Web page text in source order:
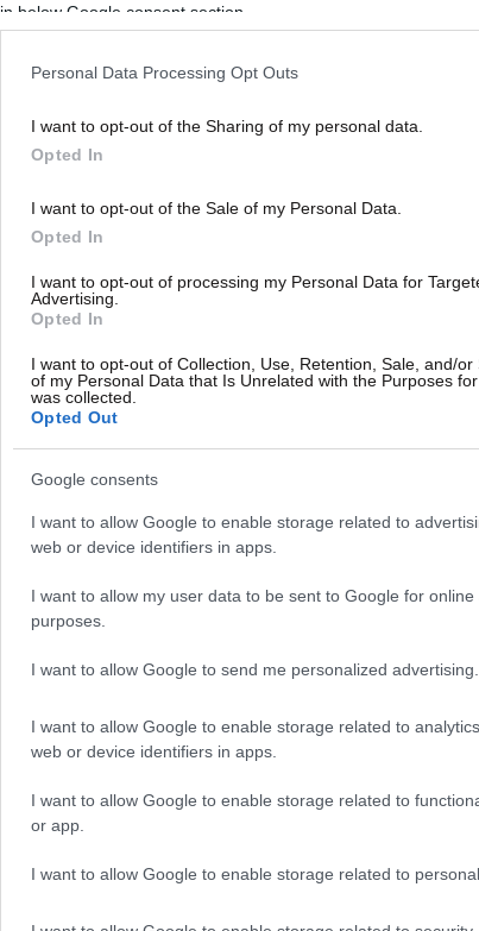
in below Google consent section.
Personal Data Processing Opt Outs
I want to opt-out of the Sharing of my personal data.
Opted In
I want to opt-out of the Sale of my Personal Data.
Opted In
I want to opt-out of processing my Personal Data for
Advertising.
Opted In
I want to opt-out of Collection, Use, Retention, Sale, and/or
of my Personal Data that Is Unrelated with the Purposes
was collected.
Opted Out
Google consents
I want to allow Google to enable storage related to
web or device identifiers in apps.
I want to allow my user data to be sent to Google for online
purposes.
I want to allow Google to send me personalized advertising.
I want to allow Google to enable storage related to
web or device identifiers in apps.
I want to allow Google to enable storage related to
or app.
I want to allow Google to enable storage related to